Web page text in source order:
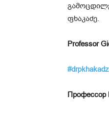
ფხაკაძე.
Professor
Профессор